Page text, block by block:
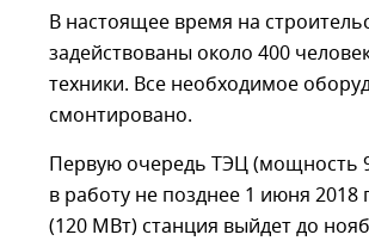
В настоящее время на
задействованы около 400
техники. Все необходимое
смонтировано.
Первую очередь ТЭЦ (мощность
в работу не позднее 1 июня
(120 МВт) станция выйдет до